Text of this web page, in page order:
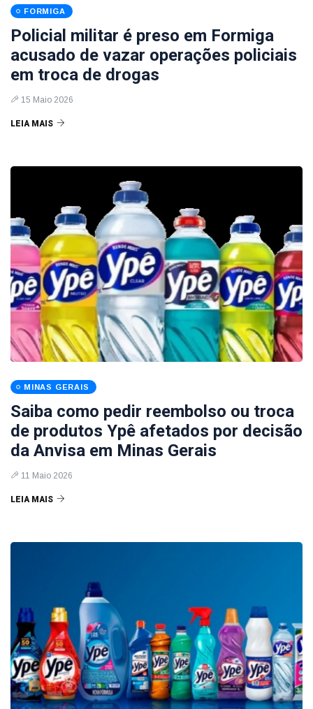
FORMIGA
Policial militar é preso em Formiga
acusado de vazar operações policiais
em troca de drogas
15 Maio 2026
LEIA MAIS
MINAS GERAIS
Saiba como pedir reembolso ou troca
de produtos Ypê afetados por decisão
da Anvisa em Minas Gerais
11 Maio 2026
LEIA MAIS